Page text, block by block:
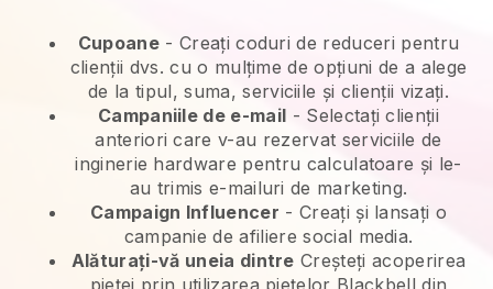
Cupoane - Creați coduri de reduceri pentru
clienții dvs. cu o mulțime de opțiuni de a alege
de la tipul, suma, serviciile și clienții vizați.
Campaniile de e-mail - Selectați clienții
anteriori care v-au rezervat serviciile de
inginerie hardware pentru calculatoare și le-
au trimis e-mailuri de marketing.
Campaign Influencer - Creați și lansați o
campanie de afiliere social media.
Alăturați-vă uneia dintre Creșteți acoperirea